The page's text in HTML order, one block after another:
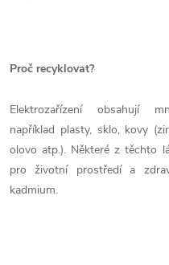
Proč recyklovat?
Elektrozařízení obsahují
například plasty, sklo, kovy
olovo atp.). Některé z těchto
pro životní prostředí a
kadmium.